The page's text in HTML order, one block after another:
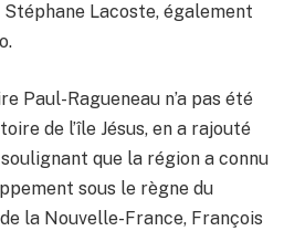
Lacoste, également
Paul-Ragueneau n’a pas été
de l’île Jésus, en a rajouté
que la région a connu
sous le règne du
la Nouvelle-France, François